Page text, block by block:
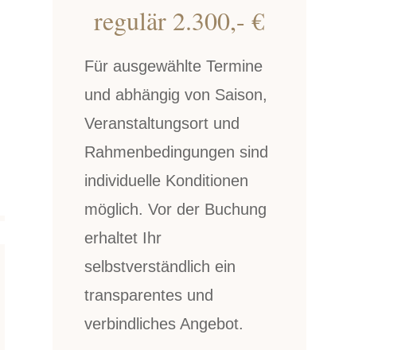
regulär 2.300,- €
Für ausgewählte Termine
und abhängig von Saison,
Veranstaltungsort und
Rahmenbedingungen sind
individuelle Konditionen
möglich. Vor der Buchung
erhaltet Ihr
selbstverständlich ein
transparentes und
verbindliches Angebot.